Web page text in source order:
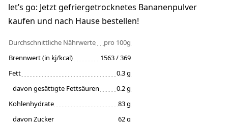
let’s go: Jetzt gefriergetrocknetes Bananenpulver
kaufen und nach Hause bestellen!
Durchschnittliche Nährwerte
pro 100g
Brennwert (in kj/kcal)
1563 / 369
Fett
0.3 g
davon gesättigte Fettsäuren
0.2 g
Kohlenhydrate
83 g
davon Zucker
62 g